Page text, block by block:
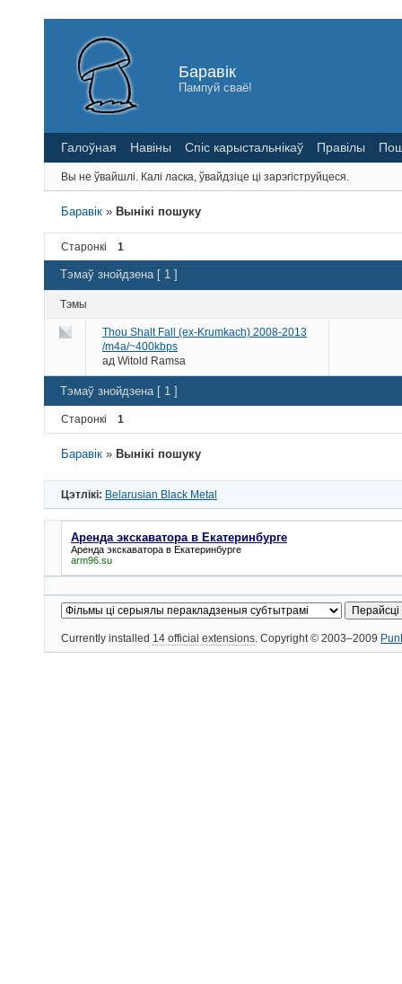
Баравік
Пампуй сваё!
Галоўная Навіны Спіс карыстальнікаў Правілы
Вы не ўвайшлі. Калі ласка, ўвайдзіце ці зарэгіструйцеся.
Баравік » Вынікі пошуку
Старонкі 1
Тэмаў знойдзена [ 1 ]
Тэмы
Thou Shalt Fall (ex-Krumkach) 2008-2013
/m4a/~400kbps
ад Witold Ramsa
Тэмаў знойдзена [ 1 ]
Старонкі 1
Баравік » Вынікі пошуку
Цэтлікі: Belarusian Black Metal
Аренда экскаватора в Екатеринбурге
Аренда экскаватора в Екатеринбурге
arm96.su
Currently installed 14 official extensions. Copyright © 2003–2009